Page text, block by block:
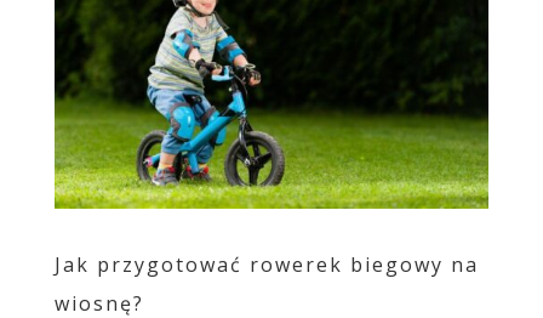
Jak przygotować rowerek biegowy na
wiosnę?